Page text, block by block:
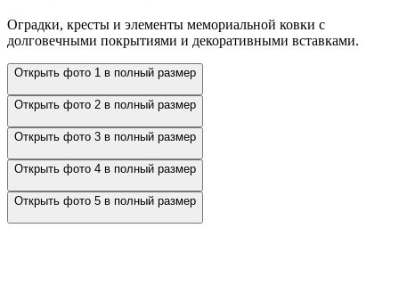
Оградки, кресты и элементы мемориальной ковки с
долговечными покрытиями и декоративными вставками.
Открыть фото 1 в полный размер
Открыть фото 2 в полный размер
Открыть фото 3 в полный размер
Открыть фото 4 в полный размер
Открыть фото 5 в полный размер